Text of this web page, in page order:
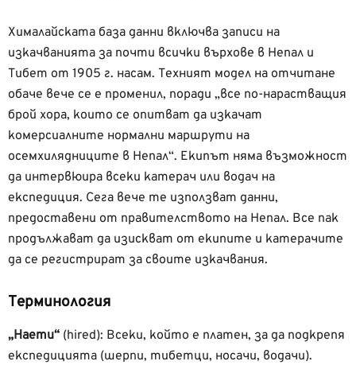
Хималайската база данни включва записи на
изкачванията за почти всички върхове в Непал и
Тибет от 1905 г. насам. Техният модел на отчитане
обаче вече се е променил, поради „все по-нарастващия
брой хора, които се опитват да изкачат
комерсиалните нормални маршрути на
осемхилядниците в Непал“. Екипът няма възможност
да интервюира всеки катерач или водач на
експедиция. Сега вече те използват данни,
предоставени от правителството на Непал. Все пак
продължават да изискват от екипите и катерачите
да се регистрират за своите изкачвания.
Терминология
„Наети“ (hired): Всеки, който е платен, за да подкрепя
експедицията (шерпи, тибетци, носачи, водачи).